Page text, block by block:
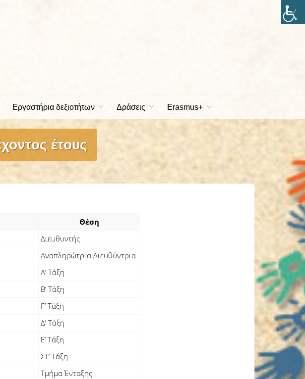
Εργαστήρια δεξιοτήτων Δράσεις Erasmus+
έτους
Θέση
Διευθυντής
Αναπληρώτρια Διευθύντρια
Α’ Τάξη
Β’ Τάξη
Γ’ Τάξη
Δ’ Τάξη
Ε’ Τάξη
ΣΤ’ Τάξη
Τμήμα Ένταξης